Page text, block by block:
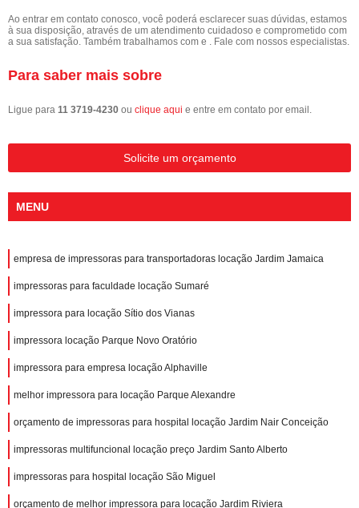
Ao entrar em contato conosco, você poderá esclarecer suas dúvidas, estamos
à sua disposição, através de um atendimento cuidadoso e comprometido com
a sua satisfação. Também trabalhamos com e . Fale com nossos especialistas.
Para saber mais sobre
Ligue para 11 3719-4230 ou clique aqui e entre em contato por email.
Solicite um orçamento
MENU
empresa de impressoras para transportadoras locação Jardim Jamaica
impressoras para faculdade locação Sumaré
impressora para locação Sítio dos Vianas
impressora locação Parque Novo Oratório
impressora para empresa locação Alphaville
melhor impressora para locação Parque Alexandre
orçamento de impressoras para hospital locação Jardim Nair Conceição
impressoras multifuncional locação preço Jardim Santo Alberto
impressoras para hospital locação São Miguel
orçamento de melhor impressora para locação Jardim Riviera